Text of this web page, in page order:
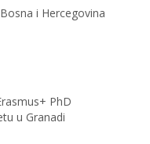
i Hercegovina
PhD
u Granadi